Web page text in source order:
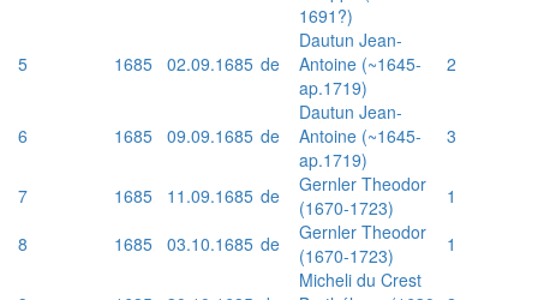
1691?)
5 1685 02.09.1685 de
Dautun Jean-
Antoine (~1645-
ap.1719)
2
6 1685 09.09.1685 de
Dautun Jean-
Antoine (~1645-
ap.1719)
3
7 1685 11.09.1685 de
Gernler Theodor
(1670-1723)
1
8
1685 03.10.1685 de
Gernler Theodor
(1670-1723)
1
Micheli du Crest